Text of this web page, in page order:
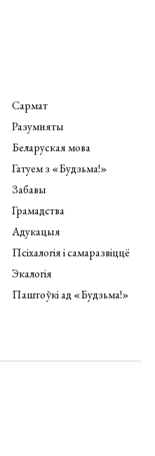
Сармат
Разумняты
Беларуская мова
Гатуем з «Будзьма!»
Забавы
Грамадства
Адукацыя
Псіхалогія і самаразвіццё
Экалогія
Паштоўкі ад «Будзьма!»